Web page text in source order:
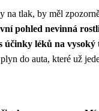
na tlak, by měl
pohled nevinná
účinky léků na vysoký
do auta, které už